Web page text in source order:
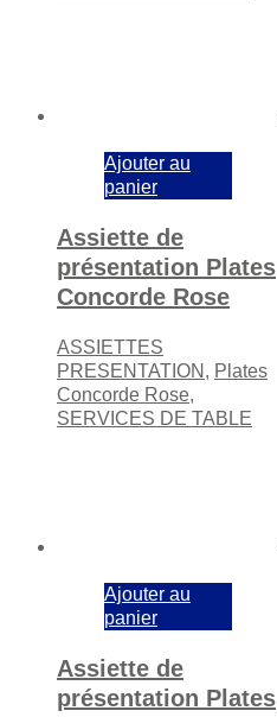
Ajouter au
panier
Assiette de
présentation Plates
Concorde Rose
ASSIETTES
PRESENTATION , Plates
Concorde Rose,
SERVICES DE TABLE
Ajouter au
panier
Assiette de
présentation Plates